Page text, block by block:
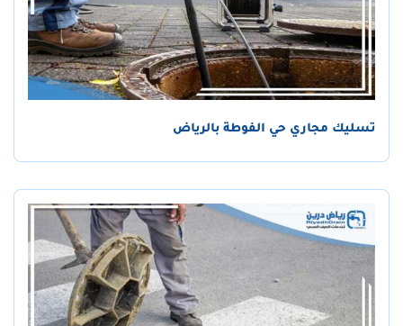
تسليك مجاري حي الفوطة بالرياض